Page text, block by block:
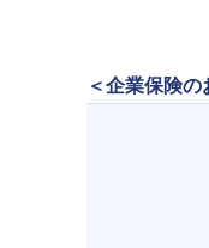
＜企業保険の